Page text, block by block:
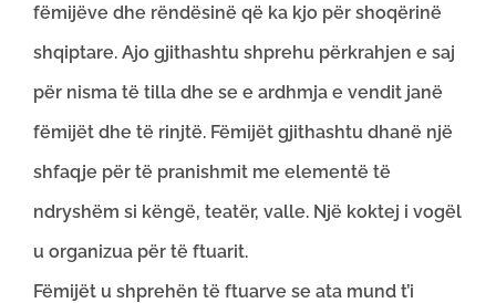
fëmijëve dhe rëndësinë që ka kjo për shoqërinë
shqiptare. Ajo gjithashtu shprehu përkrahjen e saj
për nisma të tilla dhe se e ardhmja e vendit janë
fëmijët dhe të rinjtë. Fëmijët gjithashtu dhanë një
shfaqje për të pranishmit me elementë të
ndryshëm si këngë, teatër, valle. Një koktej i vogël
u organizua për të ftuarit.
Fëmijët u shprehën të ftuarve se ata mund t’i